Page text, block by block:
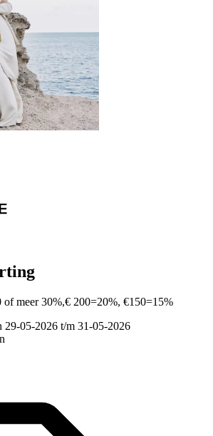
of meer 30%,€ 200=20%, €150=15%
29-05-2026 t/m 31-05-2026